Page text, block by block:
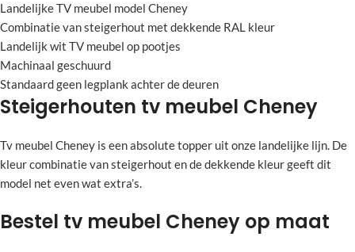
Landelijke TV meubel model Cheney
Combinatie van steigerhout met dekkende RAL kleur
Landelijk wit TV meubel op pootjes
Machinaal geschuurd
Standaard geen legplank achter de deuren
Steigerhouten tv meubel Cheney
Tv meubel Cheney is een absolute topper uit onze landelijke lijn. De
kleur combinatie van steigerhout en de dekkende kleur geeft dit
model net even wat extra’s.
Bestel tv meubel Cheney op maat